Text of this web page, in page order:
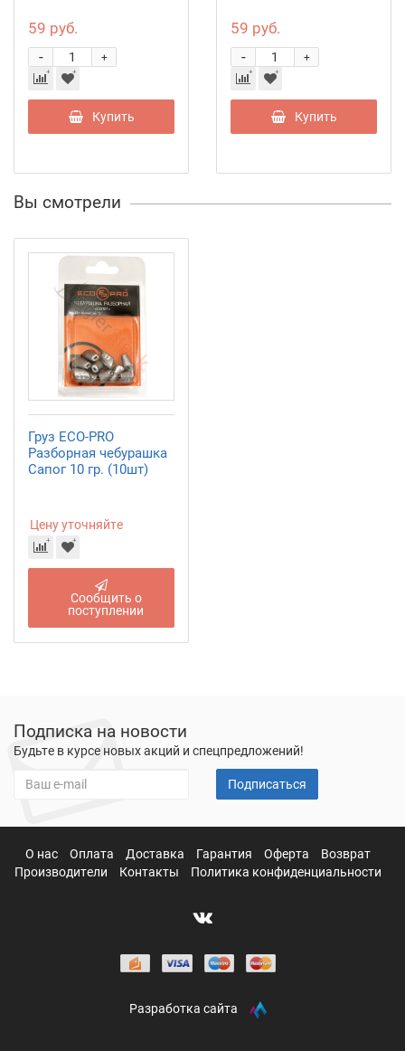
59 руб.
+
-
Купить
59 руб.
+
-
Купить
Вы смотрели
Груз ECO-PRO
Разборная чебурашка
Сапог 10 гр. (10шт)
Цену уточняйте
Сообщить о
поступлении
Подписка на новости
Будьте в курсе новых акций и спецпредложений!
Подписаться
О нас Оплата Доставка Гарантия Оферта
Возврат
Производители
Контакты Политика конфиденциальности
Разработка сайта